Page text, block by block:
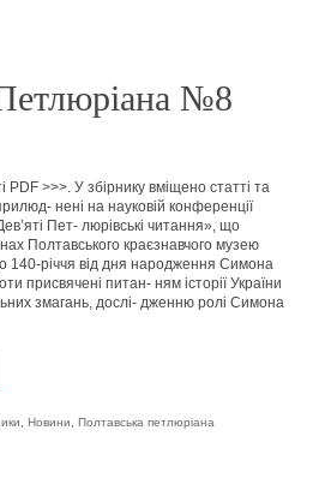
№8
>>>. У збірнику вміщено статті та
нені на науковій конференції
Пет- люрівські читання», що
Полтавського краєзнавчого музею
140-річчя від дня народження Симона
присвячені питан- ням історії України
змагань, дослі- дженню ролі Симона
,Новини ,Полтавська петлюріана